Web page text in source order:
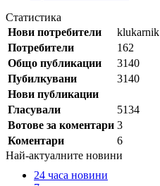
Статистика
Нови потребители
klukarnik
Потребители
162
Общо публикации
3140
Пубилкувани
3140
Нови публикации
Гласували
5134
Вотове за коментари 3
Коментари
6
Най-актуалните новини
24 часа новини